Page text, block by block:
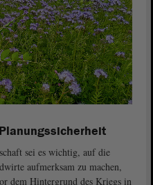
sei es wichtig, auf die
aufmerksam zu machen,
dem Hintergrund des Kriegs in